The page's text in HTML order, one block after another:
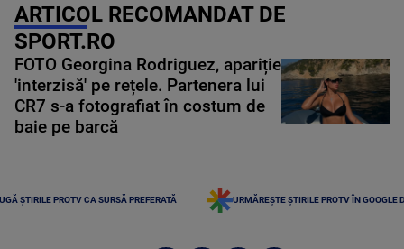
ARTICOL RECOMANDAT DE
SPORT.RO
FOTO Georgina Rodriguez, apariție
'interzisă' pe rețele. Partenera lui
CR7 s-a fotografiat în costum de
baie pe barcă
ȘTIRILE PROTV CA SURSĂ PREFERATĂ URMĂREȘTE ȘTIRILE PROTV ÎN GOOGLE